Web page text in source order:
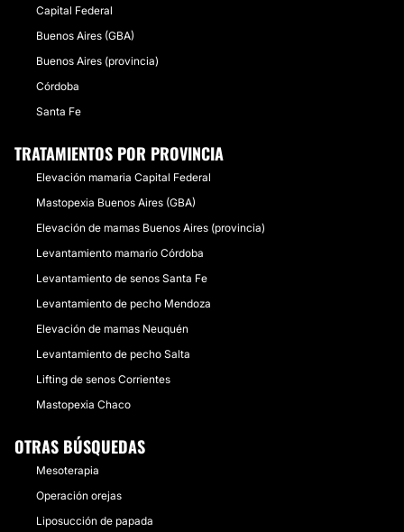
Capital Federal
Buenos Aires (GBA)
Buenos Aires (provincia)
Córdoba
Santa Fe
TRATAMIENTOS POR PROVINCIA
Elevación mamaria Capital Federal
Mastopexia Buenos Aires (GBA)
Elevación de mamas Buenos Aires (provincia)
Levantamiento mamario Córdoba
Levantamiento de senos Santa Fe
Levantamiento de pecho Mendoza
Elevación de mamas Neuquén
Levantamiento de pecho Salta
Lifting de senos Corrientes
Mastopexia Chaco
OTRAS BÚSQUEDAS
Mesoterapia
Operación orejas
Liposucción de papada